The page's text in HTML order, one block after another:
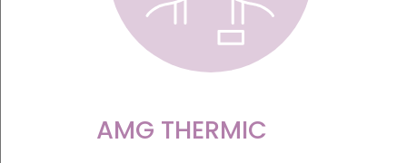
AMG THERMIC